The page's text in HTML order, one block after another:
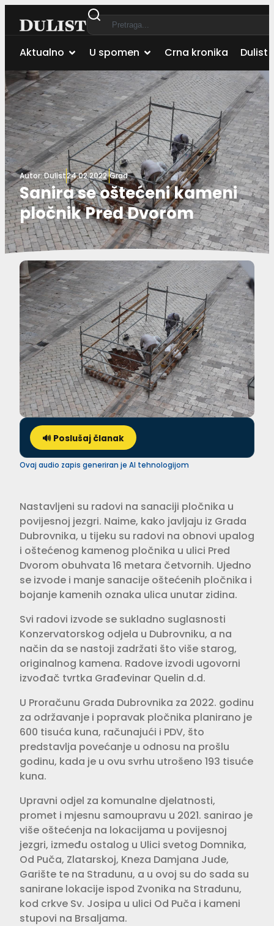
Aktualno U spomen Crna kronika Dulist
Autor:Dulist24.02.2022.Grad
Sanira se oštećeni kameni
pločnik Pred Dvorom
🔊 Poslušaj članak
Ovaj audio zapis generiran je AI tehnologijom
Nastavljeni su radovi na sanaciji pločnika u
povijesnoj jezgri. Naime, kako javljaju iz Grada
Dubrovnika, u tijeku su radovi na obnovi upalog
i oštećenog kamenog pločnika u ulici Pred
Dvorom obuhvata 16 metara četvornih. Ujedno
se izvode i manje sanacije oštećenih pločnika i
bojanje kamenih oznaka ulica unutar zidina.
Svi radovi izvode se sukladno suglasnosti
Konzervatorskog odjela u Dubrovniku, a na
način da se nastoji zadržati što više starog,
originalnog kamena. Radove izvodi ugovorni
izvođač tvrtka Građevinar Quelin d.d.
U Proračunu Grada Dubrovnika za 2022. godinu
za održavanje i popravak pločnika planirano je
600 tisuća kuna, računajući i PDV, što
predstavlja povećanje u odnosu na prošlu
godinu, kada je u ovu svrhu utrošeno 193 tisuće
kuna.
Upravni odjel za komunalne djelatnosti,
promet i mjesnu samoupravu u 2021. sanirao je
više oštećenja na lokacijama u povijesnoj
jezgri, između ostalog u Ulici svetog Domnika,
Od Puča, Zlatarskoj, Kneza Damjana Jude,
Garište te na Stradunu, a u ovoj su do sada su
sanirane lokacije ispod Zvonika na Stradunu,
kod crkve Sv. Josipa u ulici Od Puča i kameni
stupovi na Brsaljama.